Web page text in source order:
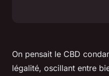
On pensait le CBD
légalité, oscillant entre